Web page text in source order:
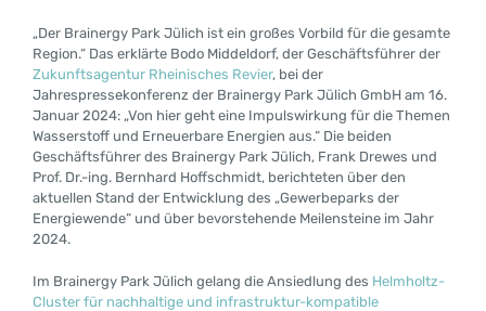
„Der Brainergy Park Jülich ist ein großes Vorbild für die gesamte
Region.“ Das erklärte Bodo Middeldorf, der Geschäftsführer der
Zukunftsagentur Rheinisches Revier, bei der
Jahrespressekonferenz der Brainergy Park Jülich GmbH am 16.
Januar 2024: „Von hier geht eine Impulswirkung für die Themen
Wasserstoff und Erneuerbare Energien aus.“ Die beiden
Geschäftsführer des Brainergy Park Jülich, Frank Drewes und
Prof. Dr.-ing. Bernhard Hoffschmidt, berichteten über den
aktuellen Stand der Entwicklung des „Gewerbeparks der
Energiewende“ und über bevorstehende Meilensteine im Jahr
2024.
Im Brainergy Park Jülich gelang die Ansiedlung des Helmholtz-
Cluster für nachhaltige und infrastruktur-kompatible